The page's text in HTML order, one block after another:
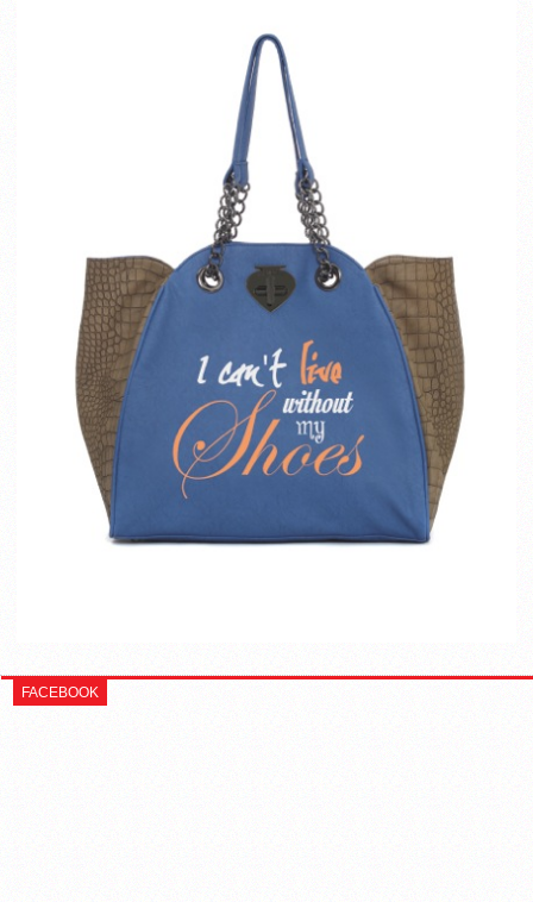
FACEBOOK